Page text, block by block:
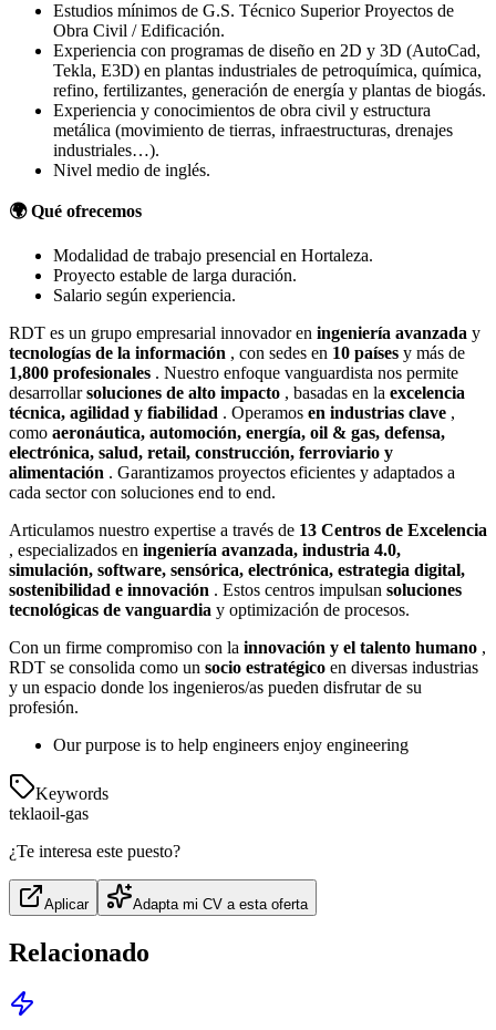
Estudios mínimos de G.S. Técnico Superior Proyectos de
Obra Civil / Edificación.
Experiencia con programas de diseño en 2D y 3D (AutoCad,
Tekla, E3D) en plantas industriales de petroquímica, química,
refino, fertilizantes, generación de energía y plantas de biogás.
Experiencia y conocimientos de obra civil y estructura
metálica (movimiento de tierras, infraestructuras, drenajes
industriales…).
Nivel medio de inglés.
🌍 Qué ofrecemos
Modalidad de trabajo presencial en Hortaleza.
Proyecto estable de larga duración.
Salario según experiencia.
RDT es un grupo empresarial innovador en ingeniería avanzada y
tecnologías de la información , con sedes en 10 países y más de
1,800 profesionales . Nuestro enfoque vanguardista nos permite
desarrollarsoluciones de alto impacto , basadas en la excelencia
técnica, agilidad y fiabilidad . Operamos en industrias clave ,
como aeronáutica, automoción, energía, oil & gas, defensa,
electrónica, salud, retail, construcción, ferroviario y
alimentación . Garantizamos proyectos eficientes y adaptados a
cada sector con soluciones end to end.
Articulamos nuestro expertise a través de 13 Centros de Excelencia
, especializados en ingeniería avanzada, industria 4.0,
simulación, software, sensórica, electrónica, estrategia digital,
sostenibilidad e innovación . Estos centros impulsan soluciones
tecnológicas de vanguardia y optimización de procesos.
Con un firme compromiso con la innovación y el talento humano ,
RDT se consolida como un socio estratégico en diversas industrias
y un espacio donde los ingenieros/as pueden disfrutar de su
profesión.
Our purpose is to help engineers enjoy engineering
Keywords
teklaoil-gas
¿Te interesa este puesto?
Aplicar Adapta mi CV a esta oferta
Relacionado